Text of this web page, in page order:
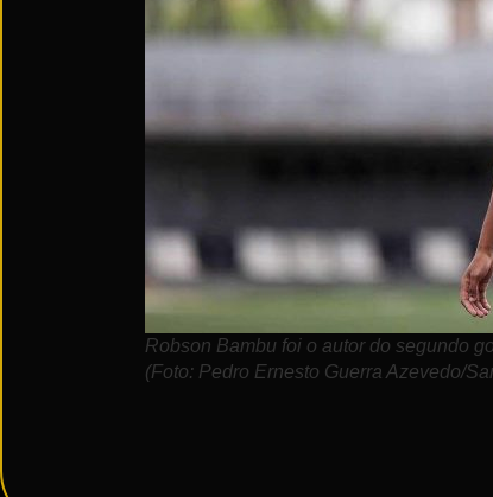
Robson Bambu foi o autor do segundo
(Foto: Pedro Ernesto Guerra Azevedo/